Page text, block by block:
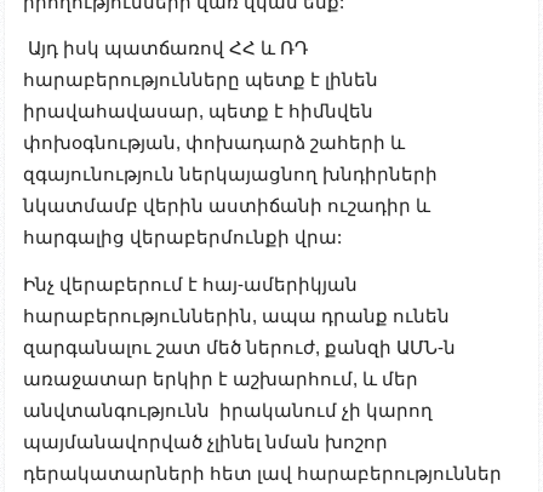
Այդ իսկ պատճառով ՀՀ և ՌԴ
հարաբերությունները պետք է լինեն
իրավահավասար, պետք է հիմնվեն
փոխօգնության, փոխադարձ շահերի և
զգայունություն ներկայացնող խնդիրների
նկատմամբ վերին աստիճանի ուշադիր և
հարգալից վերաբերմունքի վրա:
Ինչ վերաբերում է հայ-ամերիկյան
հարաբերություններին, ապա դրանք ունեն
զարգանալու շատ մեծ ներուժ, քանզի ԱՄՆ-ն
առաջատար երկիր է աշխարհում, և մեր
անվտանգությունն իրականում չի կարող
պայմանավորված չլինել նման խոշոր
դերակատարների հետ լավ հարաբերություններ